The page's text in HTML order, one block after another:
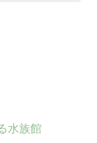
水族館